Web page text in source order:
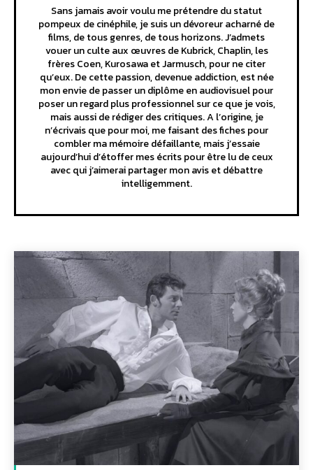
Sans jamais avoir voulu me prétendre du statut
pompeux de cinéphile, je suis un dévoreur acharné de
films, de tous genres, de tous horizons. J’admets
vouer un culte aux œuvres de Kubrick, Chaplin, les
frères Coen, Kurosawa et Jarmusch, pour ne citer
qu’eux. De cette passion, devenue addiction, est née
mon envie de passer un diplôme en audiovisuel pour
poser un regard plus professionnel sur ce que je vois,
mais aussi de rédiger des critiques. A l’origine, je
n’écrivais que pour moi, me faisant des fiches pour
combler ma mémoire défaillante, mais j’essaie
aujourd’hui d’étoffer mes écrits pour être lu de ceux
avec qui j’aimerai partager mon avis et débattre
intelligemment.